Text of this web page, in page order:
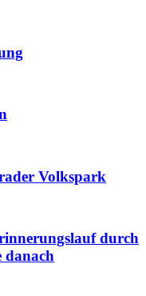
Volkspark
durch
danach